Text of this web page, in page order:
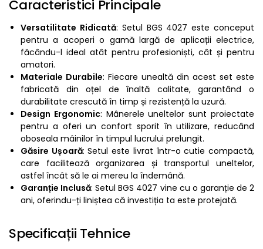
Caracteristici Principale
Versatilitate Ridicată: Setul BGS 4027 este conceput
pentru a acoperi o gamă largă de aplicații electrice,
făcându-l ideal atât pentru profesioniști, cât și pentru
amatori.
Materiale Durabile: Fiecare unealtă din acest set este
fabricată din oțel de înaltă calitate, garantând o
durabilitate crescută în timp și rezistență la uzură.
Design Ergonomic: Mânerele uneltelor sunt proiectate
pentru a oferi un confort sporit în utilizare, reducând
oboseala mâinilor în timpul lucrului prelungit.
Găsire Ușoară: Setul este livrat într-o cutie compactă,
care facilitează organizarea și transportul uneltelor,
astfel încât să le ai mereu la îndemână.
Garanție Inclusă: Setul BGS 4027 vine cu o garanție de 2
ani, oferindu-ți liniștea că investiția ta este protejată.
Specificații Tehnice